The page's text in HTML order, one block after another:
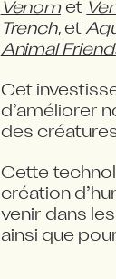
Venom et
Trench, et
Animal
Cet
d’améliorer
des
Cette
création
venir dans
ainsi que